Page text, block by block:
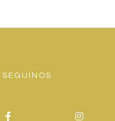
SEGUINOS